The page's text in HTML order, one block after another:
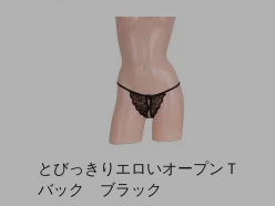
とびっきりエロいオープンＴ
バック ブラック